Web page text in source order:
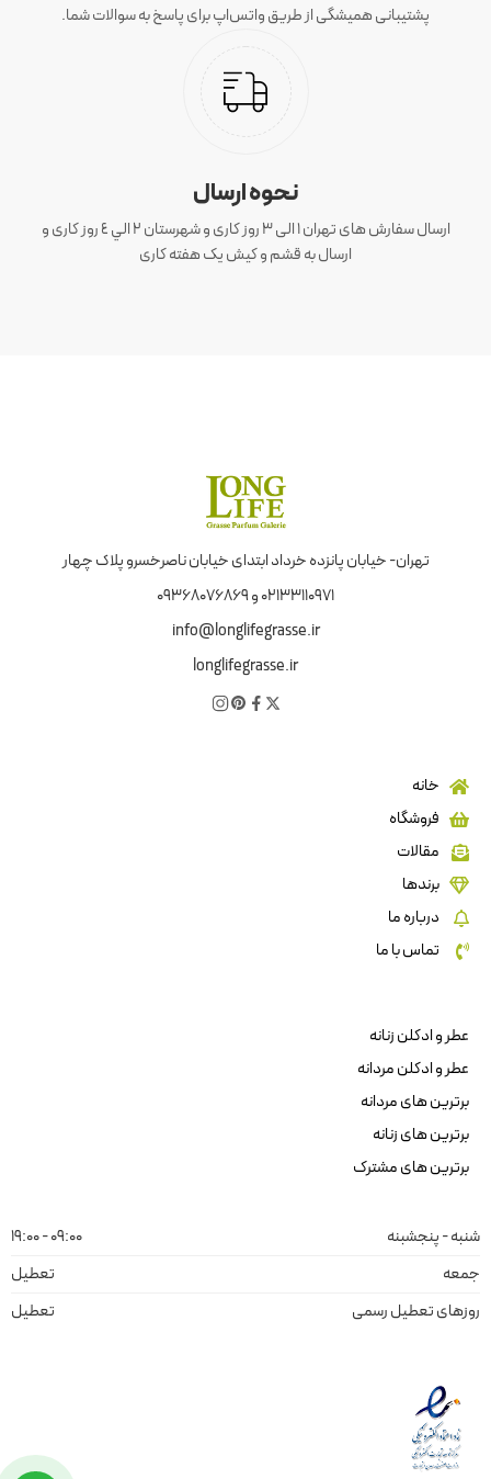
پشتیبانی همیشگی از طریق واتس‌اپ برای پاسخ به سوالات شما.
نحوه ارسال
ارسال سفارش های تهران 1 الی 3 روز کاری و شهرستان ٢ الي ٤ روز کاری و
ارسال به قشم و کیش یک هفته کاری
تهران- خیابان پانزده خرداد ابتدای خیابان ناصرخسرو پلاک چهار
02133110971 و 09368076869
info@longlifegrasse.ir
longlifegrasse.ir
خانه
فروشگاه
مقالات
برندها
درباره ما
تماس با ما
عطر و ادکلن زنانه
عطر و ادکلن مردانه
برترین های مردانه
برترین های زنانه
برترین های مشترک
شنبه - پنجشبنه
09:00 - 19:00
جمعه
تعطیل
روزهای تعطیل رسمی
تعطیل